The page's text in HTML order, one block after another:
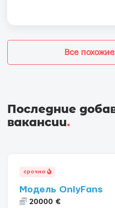
Все
Последние
вакансии.
срочно
Модель OnlyFans
20000 €